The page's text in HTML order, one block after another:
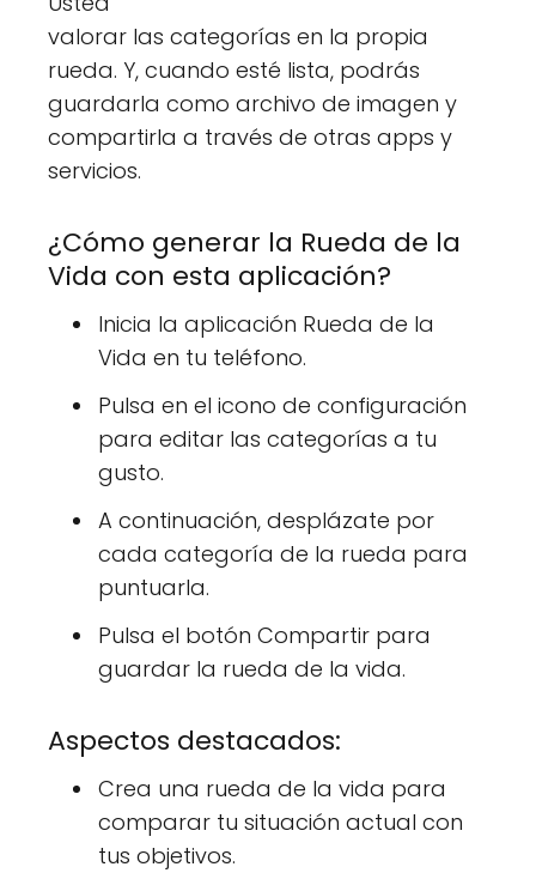
valorar las categorías en la propia
rueda. Y, cuando esté lista, podrás
guardarla como archivo de imagen y
compartirla a través de otras apps y
servicios.
¿Cómo generar la Rueda de la
Vida con esta aplicación?
Inicia la aplicación Rueda de la
Vida en tu teléfono.
Pulsa en el icono de configuración
para editar las categorías a tu
gusto.
A continuación, desplázate por
cada categoría de la rueda para
puntuarla.
Pulsa el botón Compartir para
guardar la rueda de la vida.
Aspectos destacados:
Crea una rueda de la vida para
comparar tu situación actual con
tus objetivos.